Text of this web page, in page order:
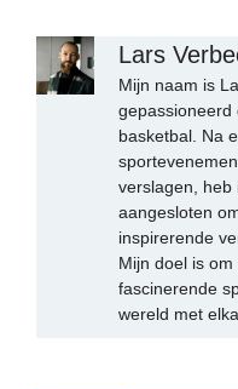
Lars
Mijn naam is
gepassioneerd
basketbal. Na
verslagen, heb
aangesloten
inspirerende
Mijn doel is
fascinerende
wereld met